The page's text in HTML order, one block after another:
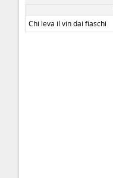
Chi leva il vin dai fiaschi